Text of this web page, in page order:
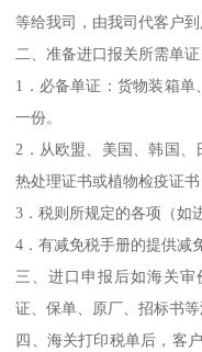
等给我司，由我司代客户
二、准备进口报关所需单证
1．必备单证：货物装箱
一份。
2．从欧盟、美国、韩国
热处理证书或植物检疫证
3．税则所规定的各项（如
4．有减免税手册的提供减
三、进口申报后如海关
证、保单、原厂、招标书等
四、海关打印税单后，客